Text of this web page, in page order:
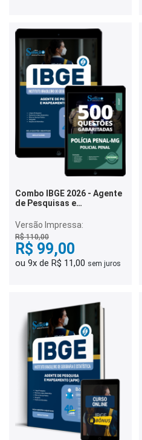
Combo IBGE 2026 - Agente
de Pesquisas e
Versão Impressa:
R$ 110,00
R$ 99,00
ou 9x de R$ 11,00 sem juros